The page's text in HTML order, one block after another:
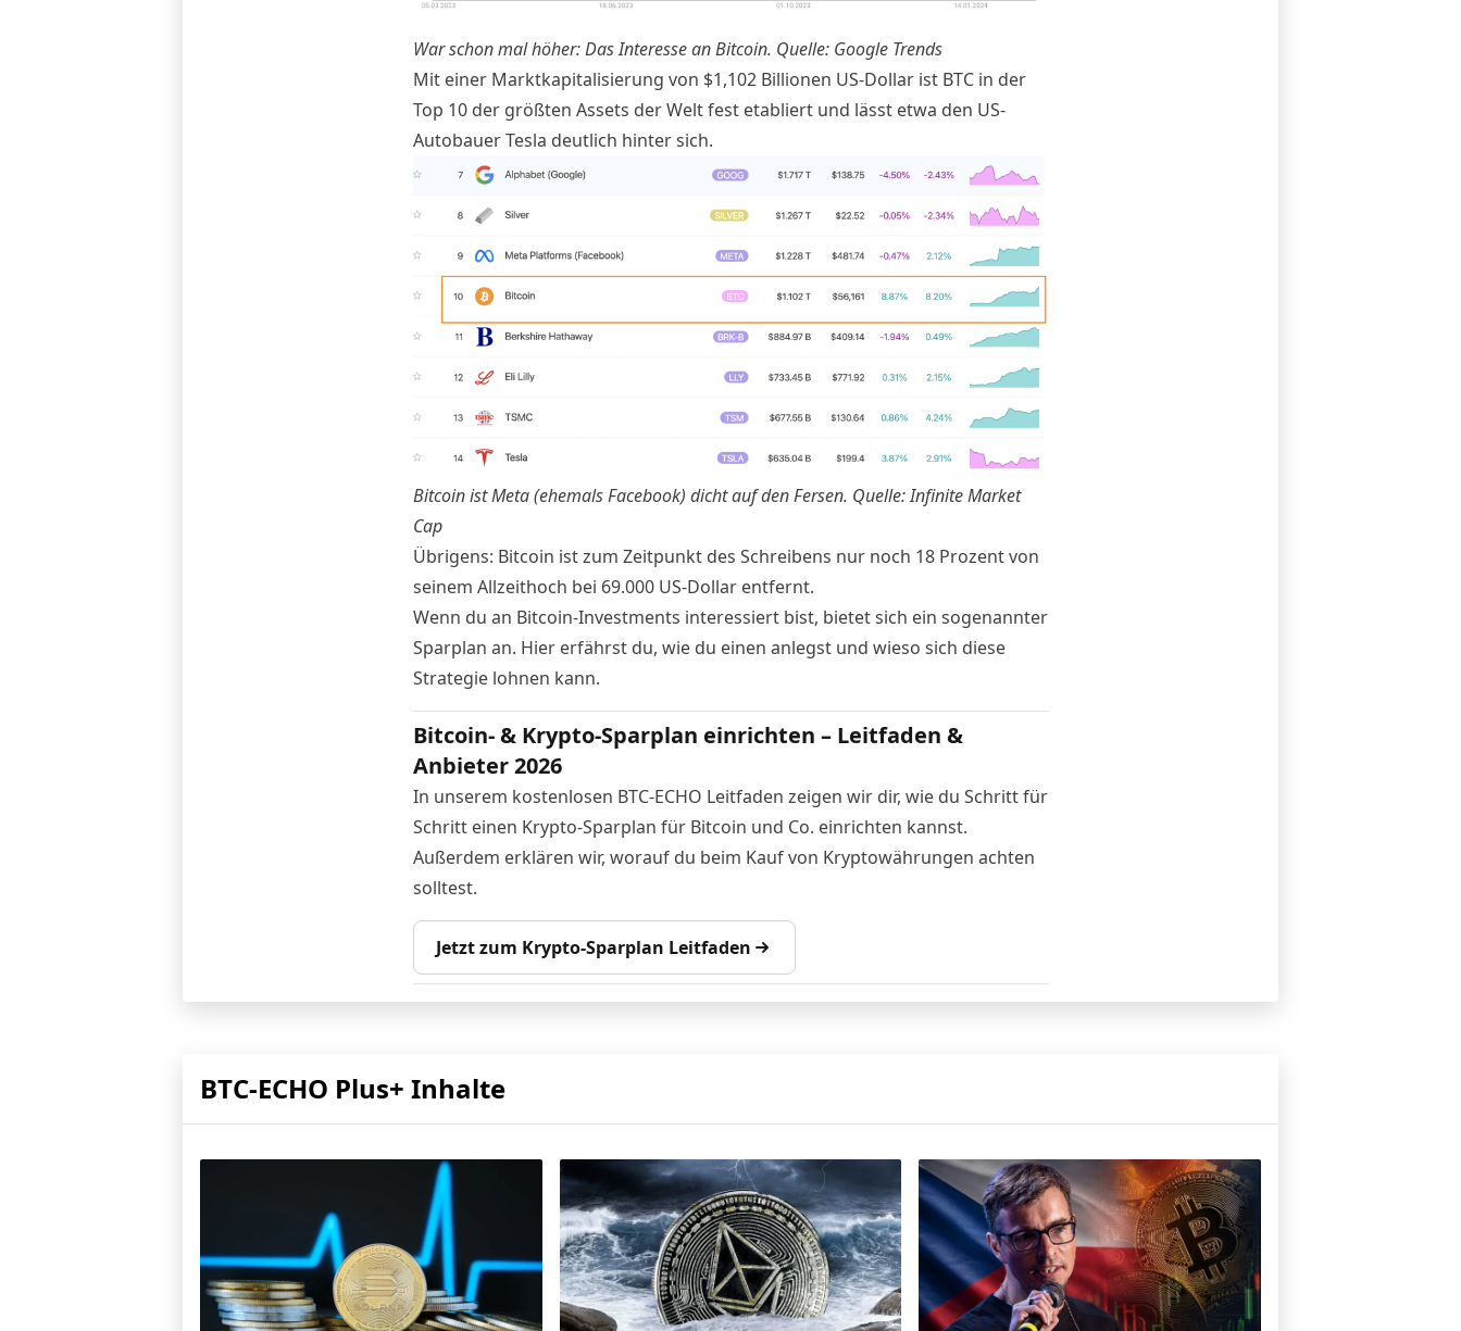
War schon mal höher: Das Interesse an Bitcoin. Quelle: Google Trends
Mit einer Marktkapitalisierung von $1,102 Billionen US-Dollar ist BTC in der
Top 10 der größten Assets der Welt fest etabliert und lässt etwa den US-
AutobauerTesla deutlich hinter sich.
Bitcoin ist Meta (ehemals Facebook) dicht auf den Fersen. Quelle:Infinite Market
Cap
Übrigens: Bitcoin ist zum Zeitpunkt des Schreibens nur noch 18 Prozent von
seinem Allzeithoch bei 69.000 US-Dollar entfernt.
Wenn du an Bitcoin-Investments interessiert bist, bietet sich ein sogenannter
Sparplan an. Hiererfährst du, wie du einen anlegst und wieso sich diese
Strategie lohnen kann.
Bitcoin- & Krypto-Sparplan einrichten – Leitfaden &
Anbieter 2026
In unserem kostenlosen BTC-ECHO Leitfaden zeigen wir dir, wie du Schritt für
Schritt einen Krypto-Sparplan für Bitcoin und Co. einrichten kannst.
Außerdem erklären wir, worauf du beim Kauf von Kryptowährungen achten
solltest.
Jetzt zum Krypto-Sparplan Leitfaden
BTC-ECHO Plus+ Inhalte